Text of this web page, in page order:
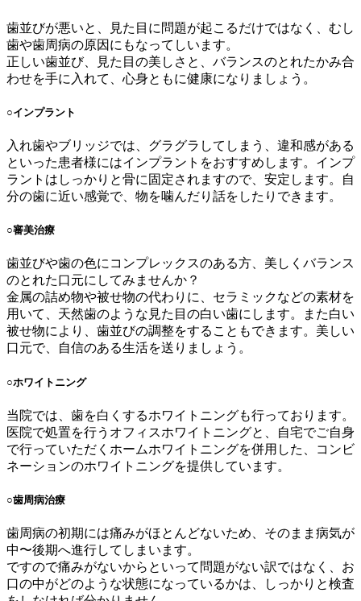
歯並びが悪いと、見た目に問題が起こるだけではなく、むし
歯や歯周病の原因にもなってしいます。
正しい歯並び、見た目の美しさと、バランスのとれたかみ合
わせを手に入れて、心身ともに健康になりましょう。
○インプラント
入れ歯やブリッジでは、グラグラしてしまう、違和感がある
といった患者様にはインプラントをおすすめします。インプ
ラントはしっかりと骨に固定されますので、安定します。自
分の歯に近い感覚で、物を噛んだり話をしたりできます。
○審美治療
歯並びや歯の色にコンプレックスのある方、美しくバランス
のとれた口元にしてみませんか？
金属の詰め物や被せ物の代わりに、セラミックなどの素材を
用いて、天然歯のような見た目の白い歯にします。また白い
被せ物により、歯並びの調整をすることもできます。美しい
口元で、自信のある生活を送りましょう。
○ホワイトニング
当院では、歯を白くするホワイトニングも行っております。
医院で処置を行うオフィスホワイトニングと、自宅でご自身
で行っていただくホームホワイトニングを併用した、コンビ
ネーションのホワイトニングを提供しています。
○歯周病治療
歯周病の初期には痛みがほとんどないため、そのまま病気が
中〜後期へ進行してしまいます。
ですので痛みがないからといって問題がない訳ではなく、お
口の中がどのような状態になっているかは、しっかりと検査